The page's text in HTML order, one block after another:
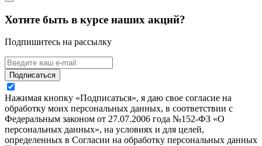
Хотите быть в курсе наших акций?
Подпишитесь на рассылку
Подписаться
Нажимая кнопку «Подписаться», я даю свое согласие на
обработку моих персональных данных, в соответствии с
Федеральным законом от 27.07.2006 года №152-ФЗ «О
персональных данных», на условиях и для целей,
определенных в Согласии на обработку персональных данных